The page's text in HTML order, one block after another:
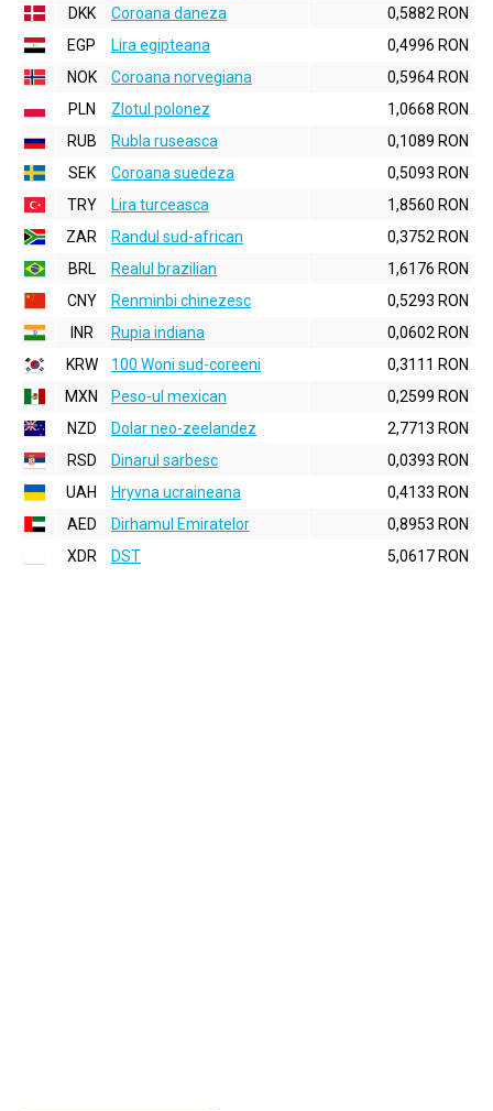
DKK
Coroana daneza
0,5882 RON
EGP
Lira egipteana
0,4996 RON
NOK
Coroana norvegiana
0,5964 RON
PLN
Zlotul polonez
1,0668 RON
RUB
Rubla ruseasca
0,1089 RON
SEK
Coroana suedeza
0,5093 RON
TRY
Lira turceasca
1,8560 RON
ZAR
Randul sud-african
0,3752 RON
BRL
Realul brazilian
1,6176 RON
CNY
Renminbi chinezesc
0,5293 RON
INR
Rupia indiana
0,0602 RON
KRW
100 Woni sud-coreeni
0,3111 RON
MXN
Peso-ul mexican
0,2599 RON
NZD
Dolar neo-zeelandez
2,7713 RON
RSD
Dinarul sarbesc
0,0393 RON
UAH
Hryvna ucraineana
0,4133 RON
AED
Dirhamul Emiratelor
0,8953 RON
XDR
DST 5,0617 RON